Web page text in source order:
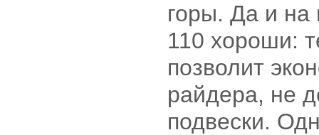
горы. Да и на
110 хороши:
позволит
райдера, не
подвески.